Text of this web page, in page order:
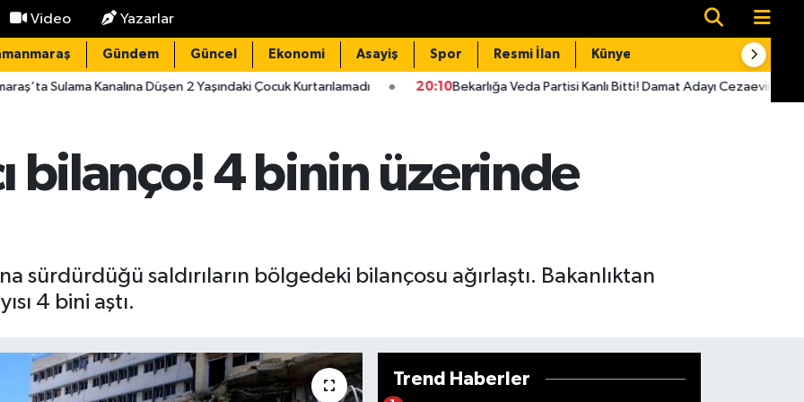
Video Yazarlar
Gündem Güncel Ekonomi Asayiş Spor Resmi İlan Künye
Düşen 2 Yaşındaki Çocuk Kurtarılamadı 20:10Bekarlığa Veda Partisi Kanlı Bitti! Damat Adayı Cezaevine Girdi 19:42
bilanço! 4 binin üzerinde
sürdürdüğü saldırıların bölgedeki bilançosu ağırlaştı. Bakanlıktan
4 bini aştı.
Trend Haberler